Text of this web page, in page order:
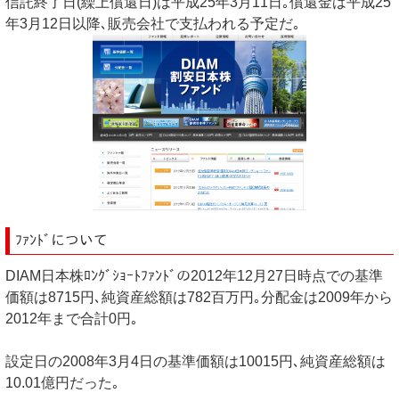
年3月12日以降､販売会社で支払われる予定だ｡
ﾌｧﾝﾄﾞについて
DIAM日本株ﾛﾝｸﾞｼｮｰﾄﾌｧﾝﾄﾞの2012年12月27日時点での基準
価額は8715円､純資産総額は782百万円｡分配金は2009年から
2012年まで合計0円｡
設定日の2008年3月4日の基準価額は10015円､純資産総額は
10.01億円だった｡